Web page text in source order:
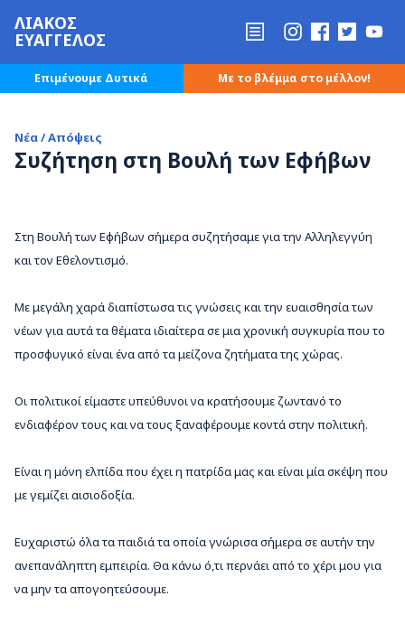
ΛΙΑΚΟΣ
ΕΥΑΓΓΕΛΟΣ
Επιμένουμε Δυτικά Με το βλέμμα στο μέλλον!
Νέα / Απόψεις
Συζήτηση στη Βουλή των Εφήβων
Στη Βουλή των Εφήβων σήμερα συζητήσαμε για την Αλληλεγγύη
και τον Εθελοντισμό.
Με μεγάλη χαρά διαπίστωσα τις γνώσεις και την ευαισθησία των
νέων για αυτά τα θέματα ιδιαίτερα σε μια χρονική συγκυρία που το
προσφυγικό είναι ένα από τα μείζονα ζητήματα της χώρας.
Οι πολιτικοί είμαστε υπεύθυνοι να κρατήσουμε ζωντανό το
ενδιαφέρον τους και να τους ξαναφέρουμε κοντά στην πολιτική.
Είναι η μόνη ελπίδα που έχει η πατρίδα μας και είναι μία σκέψη που
με γεμίζει αισιοδοξία.
Ευχαριστώ όλα τα παιδιά τα οποία γνώρισα σήμερα σε αυτήν την
ανεπανάληπτη εμπειρία. Θα κάνω ό,τι περνάει από το χέρι μου για
να μην τα απογοητεύσουμε.